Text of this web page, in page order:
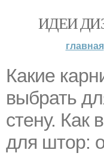
ИДЕИ
главная
Какие
выбрать
стену. Как
для штор: